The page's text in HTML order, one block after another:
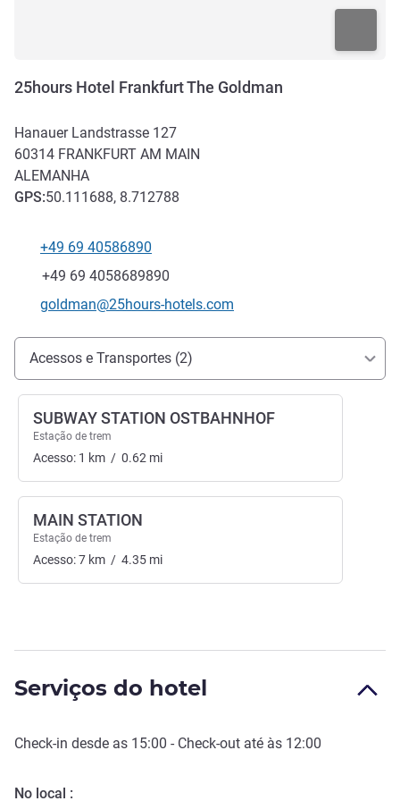
25hours Hotel Frankfurt The Goldman
Hanauer Landstrasse 127
60314 FRANKFURT AM MAIN
ALEMANHA
GPS:50.111688, 8.712788
Telefone
+49 69 40586890
Fax
+49 69 4058689890
E-mail de contacto
goldman@25hours-hotels.com
Acesso e transporte
Acessos e Transportes (2)
SUBWAY STATION OSTBAHNHOF
Estação de trem
Acesso: 1 km / 0.62 mi
MAIN STATION
Estação de trem
Acesso:7 km / 4.35 mi
Serviços do hotel
Check-in desde as 15:00 - Check-out até às 12:00
No local